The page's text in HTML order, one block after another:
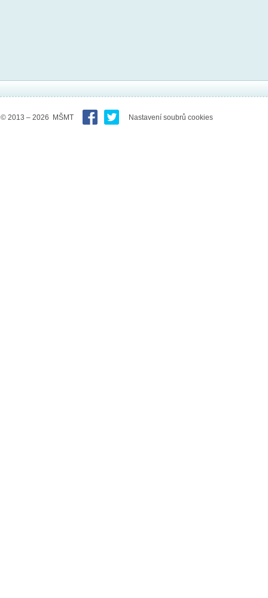
© 2013 – 2026 MŠMT Nastavení soubrů cookies